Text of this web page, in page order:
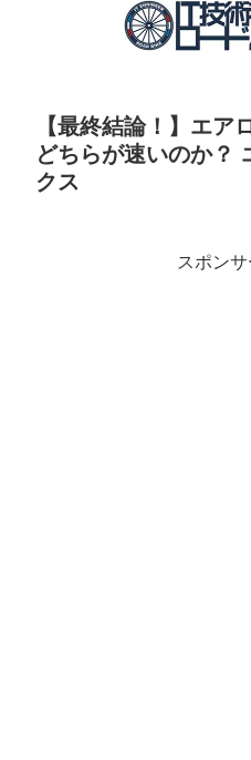
【最終結論！】エア
どちらが速いのか？
クス
スポン